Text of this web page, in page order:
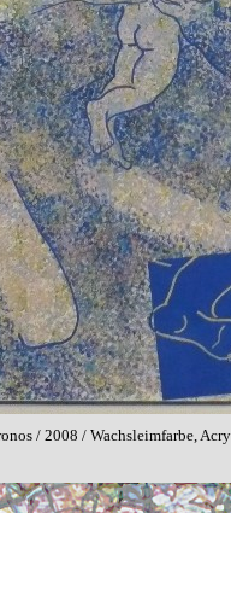
/ 2008 / Wachsleimfarbe,